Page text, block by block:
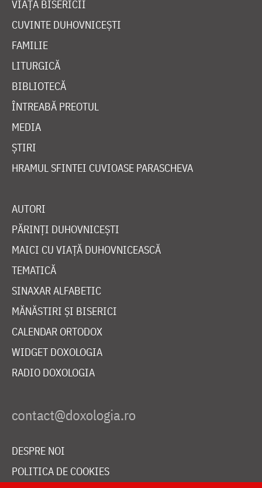
VIAȚA BISERICII
CUVINTE DUHOVNICEȘTI
FAMILIE
LITURGICĂ
BIBLIOTECĂ
ÎNTREABĂ PREOTUL
MEDIA
ȘTIRI
HRAMUL SFINTEI CUVIOASE PARASCHEVA
AUTORI
PĂRINȚI DUHOVNICEȘTI
MAICI CU VIAȚĂ DUHOVNICEASCĂ
TEMATICĂ
SINAXAR ALFABETIC
MĂNĂSTIRI ȘI BISERICI
CALENDAR ORTODOX
WIDGET DOXOLOGIA
RADIO DOXOLOGIA
DESPRE NOI
POLITICA DE COOKIES